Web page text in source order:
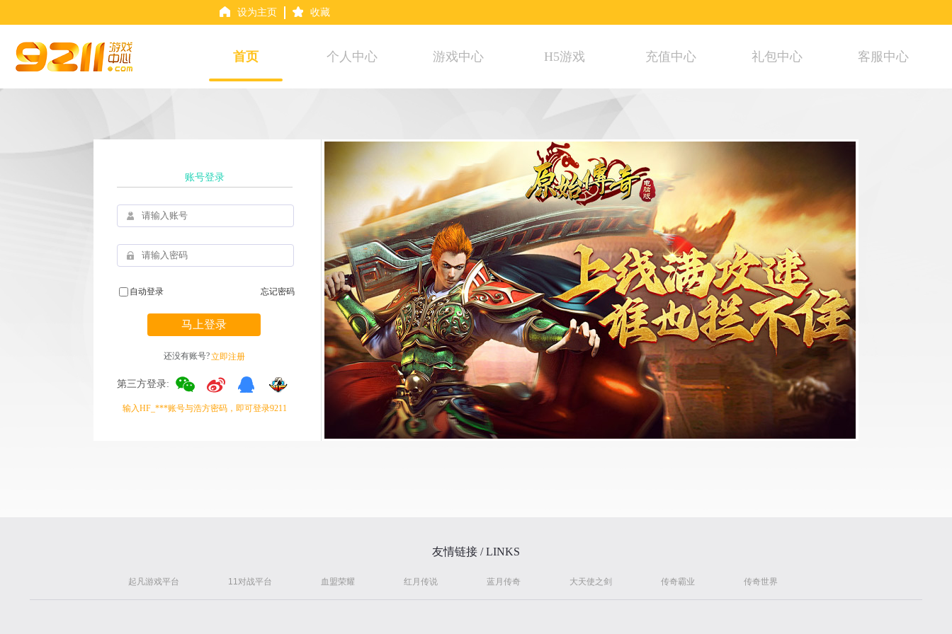
设为主页 收藏
首页 个人中心 游戏中心 H5游戏 充值中心 礼包中心 客服中心
账号登录
自动登录 忘记密码
马上登录
还没有账号?立即注册
第三方登录:
输入HF_***账号与浩方密码，即可登录9211
友情链接 / LINKS
起凡游戏平台 11对战平台 血盟荣耀 红月传说 蓝月传奇 大天使之剑 传奇霸业 传奇世界